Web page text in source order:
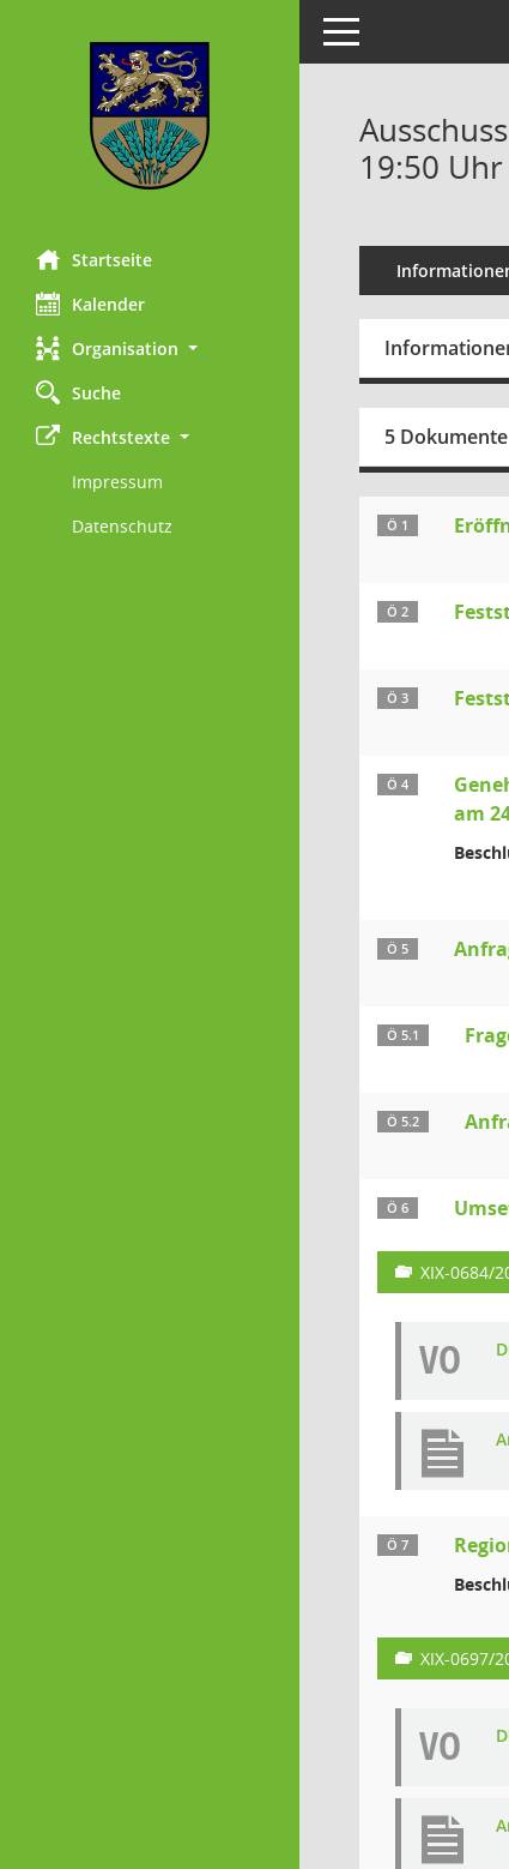
Startseite
Kalender
Organisation
Suche
Rechtstexte
Impressum
Datenschutz
Toggle navigation
19:50 Uhr
5 Dokumente
Ö 1
Ö 2
Ö 3
Ö 4
am
Ö 5
Ö 5.1
Ö 5.2
Ö 6
XIX-0684/
VO
Ö 7
XIX-0697/
VO